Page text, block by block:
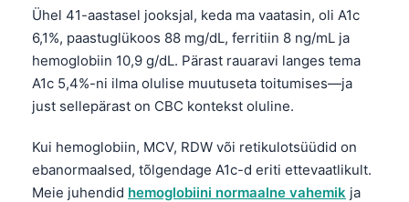
Ühel 41-aastasel jooksjal, keda ma vaatasin, oli A1c
6,1%, paastuglükoos 88 mg/dL, ferritiin 8 ng/mL ja
hemoglobiin 10,9 g/dL. Pärast rauaravi langes tema
A1c 5,4%-ni ilma olulise muutuseta toitumises—ja
just sellepärast on CBC kontekst oluline.
Kui hemoglobiin, MCV, RDW või retikulotsüüdid on
ebanormaalsed, tõlgendage A1c-d eriti ettevaatlikult.
Meie juhendid hemoglobiini normaalne vahemik ja
Português
Ελληνικά
Română
简体中文
فارسی